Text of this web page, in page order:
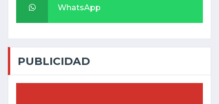
WhatsApp
PUBLICIDAD